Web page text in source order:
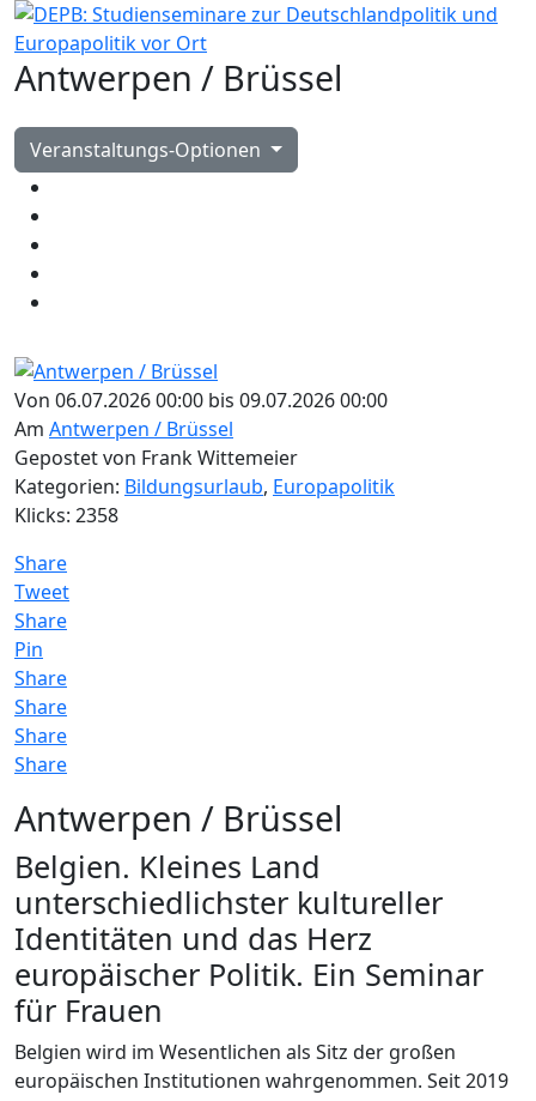
Antwerpen / Brüssel
Veranstaltungs-Optionen
Von 06.07.2026 00:00 bis 09.07.2026 00:00
Am Antwerpen / Brüssel
Gepostet von Frank Wittemeier
Kategorien: Bildungsurlaub, Europapolitik
Klicks: 2358
Share
Tweet
Share
Pin
Share
Share
Share
Share
Antwerpen / Brüssel
Belgien. Kleines Land
unterschiedlichster kultureller
Identitäten und das Herz
europäischer Politik. Ein Seminar
für Frauen
Belgien wird im Wesentlichen als Sitz der großen
europäischen Institutionen wahrgenommen. Seit 2019